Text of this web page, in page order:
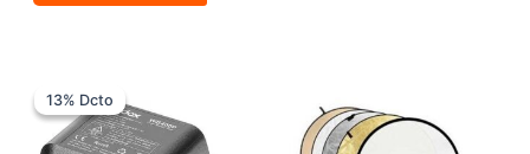
13% Dcto
13% Dctoprecio
original
era:
es: